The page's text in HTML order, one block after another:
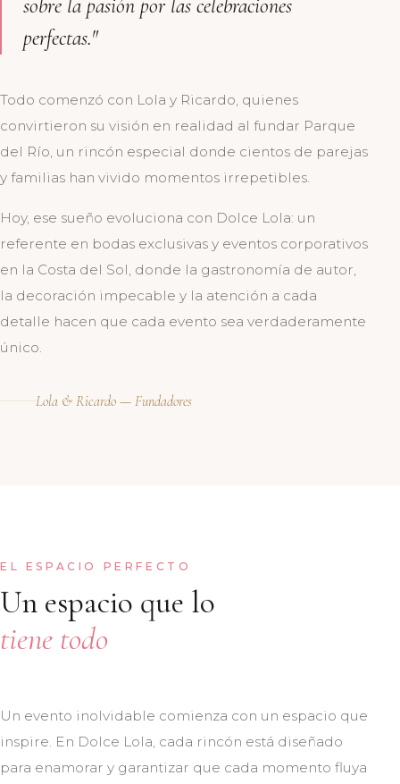
sobre la pasión por las celebraciones
perfectas."
Todo comenzó con Lola y Ricardo, quienes
convirtieron su visión en realidad al fundar Parque
del Río, un rincón especial donde cientos de parejas
y familias han vivido momentos irrepetibles.
Hoy, ese sueño evoluciona con Dolce Lola: un
referente en bodas exclusivas y eventos corporativos
en la Costa del Sol, donde la gastronomía de autor,
la decoración impecable y la atención a cada
detalle hacen que cada evento sea verdaderamente
único.
Lola & Ricardo — Fundadores
EL ESPACIO PERFECTO
Un espacio que lo
tiene todo
Un evento inolvidable comienza con un espacio que
inspire. En Dolce Lola, cada rincón está diseñado
para enamorar y garantizar que cada momento fluya